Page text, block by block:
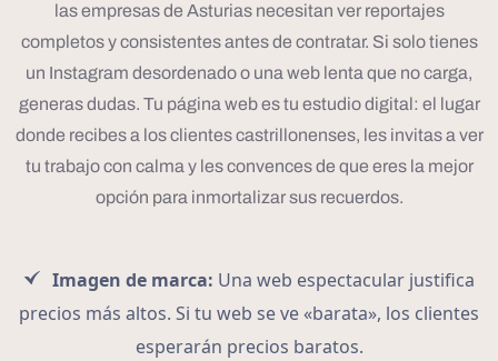
las empresas de Asturias necesitan ver reportajes
completos y consistentes antes de contratar. Si solo tienes
un Instagram desordenado o una web lenta que no carga,
generas dudas. Tu página web es tu estudio digital: el lugar
donde recibes a los clientes castrillonenses, les invitas a ver
tu trabajo con calma y les convences de que eres la mejor
opción para inmortalizar sus recuerdos.
Imagen de marca: Una web espectacular justifica
precios más altos. Si tu web se ve «barata», los clientes
esperarán precios baratos.